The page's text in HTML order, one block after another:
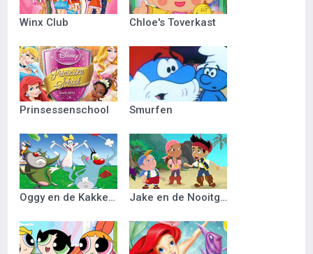
Winx Club Chloe's Toverkast
Prinsessenschool Smurfen
Oggy en de Kakkerlakken Jake en de Nooitgedacht Piraten